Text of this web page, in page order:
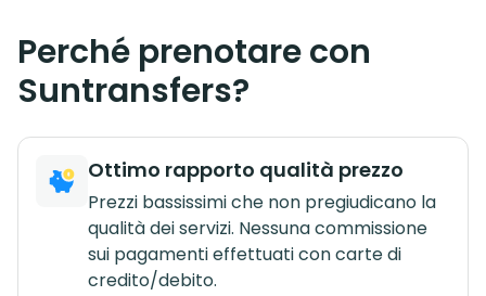
Perché prenotare con
Suntransfers?
Ottimo rapporto qualità prezzo
Prezzi bassissimi che non pregiudicano la
qualità dei servizi. Nessuna commissione
sui pagamenti effettuati con carte di
credito/debito.